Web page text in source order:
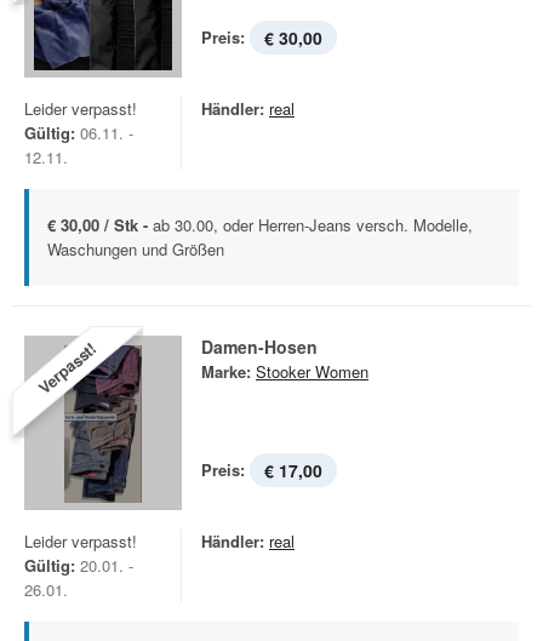
Preis: € 30,00
Leider verpasst!
Gültig: 06.11. -
12.11.
Händler: real
€ 30,00 / Stk - ab 30.00, oder Herren-Jeans versch. Modelle,
Waschungen und Größen
Verpasst! Damen-Hosen
Marke: Stooker Women
Preis: € 17,00
Leider verpasst!
Gültig: 20.01. -
26.01.
Händler: real